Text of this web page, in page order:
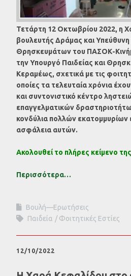
Τετάρτη 12 Οκτωβρίου 2022, η
βουλευτής Δράμας και Υπεύθυνη
Θρησκευμάτων του ΠΑΣΟΚ-
την Υπουργό Παιδείας και
Κεραμέως, σχετικά με τις
οποίες τα τελευταία χρόνια
και συντονιστικό κέντρο
επαγγελματικών
κονδύλια πολλών εκατομμυρίων
ασφάλεια αυτών.
Ακολουθεί το πλήρες κείμενο
Περισσότερα…
Βουλή—Ερωτήσεις
Παιδεία
Φοιτητικές Εστίες
12/10/2022